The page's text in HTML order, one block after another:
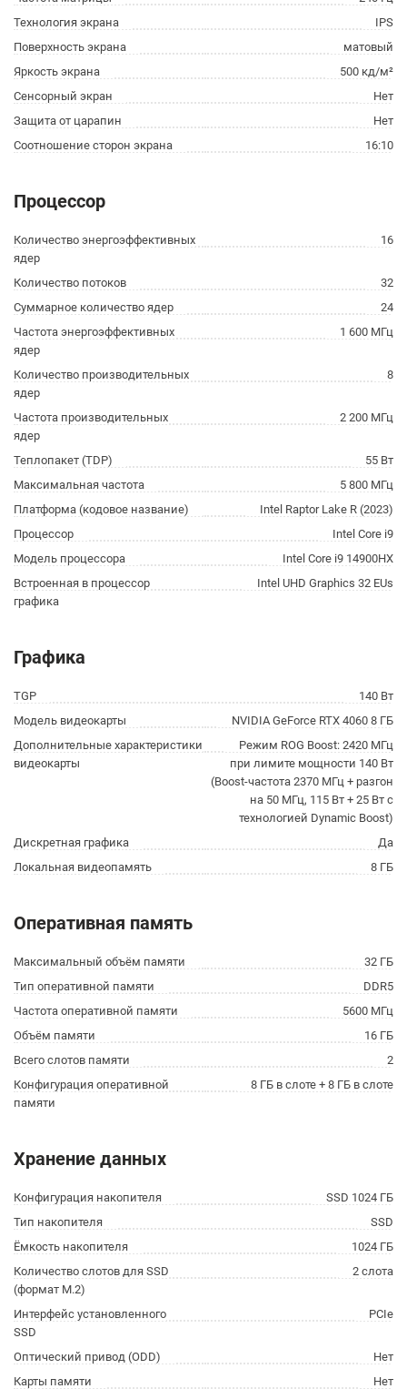
Технология экрана
IPS
Поверхность экрана
матовый
Яркость экрана
500 кд/м²
Сенсорный экран
Нет
Защита от царапин
Нет
Соотношение сторон экрана
16:10
Процессор
Количество энергоэффективных
ядер
16
Количество потоков
32
Суммарное количество ядер
24
Частота энергоэффективных
ядер
1 600 МГц
Количество производительных
ядер
8
Частота производительных
ядер
2 200 МГц
Теплопакет (TDP)
55 Вт
Максимальная частота
5 800 МГц
Платформа (кодовое название)
Intel Raptor Lake R (2023)
Процессор
Intel Core i9
Модель процессора
Intel Core i9 14900HX
Встроенная в процессор
графика
Intel UHD Graphics 32 EUs
Графика
TGP
140 Вт
Модель видеокарты
NVIDIA GeForce RTX 4060 8 ГБ
Дополнительные характеристики
видеокарты
Режим ROG Boost: 2420 МГц
при лимите мощности 140 Вт
(Boost-частота 2370 МГц + разгон
на 50 МГц, 115 Вт + 25 Вт с
технологией Dynamic Boost)
Дискретная графика
Да
Локальная видеопамять
8 ГБ
Оперативная память
Максимальный объём памяти
32 ГБ
Тип оперативной памяти
DDR5
Частота оперативной памяти
5600 МГц
Объём памяти
16 ГБ
Всего слотов памяти
2
Конфигурация оперативной
памяти
8 ГБ в слоте + 8 ГБ в слоте
Хранение данных
Конфигурация накопителя
SSD 1024 ГБ
Тип накопителя
SSD
Ёмкость накопителя
1024 ГБ
Количество слотов для SSD
(формат M.2)
2 слота
Интерфейс установленного
SSD
PCIe
Оптический привод (ODD)
Нет
Карты памяти
Нет